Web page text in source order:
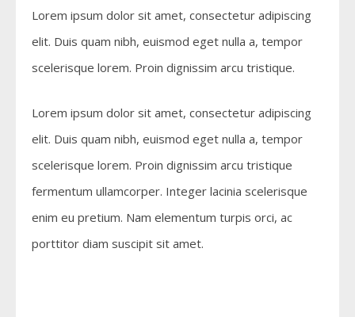
Lorem ipsum dolor sit amet, consectetur adipiscing
elit. Duis quam nibh, euismod eget nulla a, tempor
scelerisque lorem. Proin dignissim arcu tristique.
Lorem ipsum dolor sit amet, consectetur adipiscing
elit. Duis quam nibh, euismod eget nulla a, tempor
scelerisque lorem. Proin dignissim arcu tristique
fermentum ullamcorper. Integer lacinia scelerisque
enim eu pretium. Nam elementum turpis orci, ac
porttitor diam suscipit sit amet.